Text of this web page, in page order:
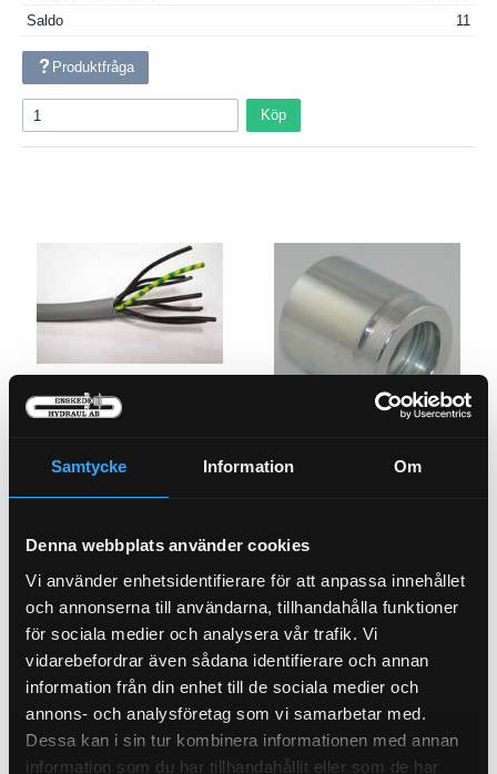
Samtycke Information Om
Denna webbplats använder cookies
Vi använder enhetsidentifierare för att anpassa innehållet
och annonserna till användarna, tillhandahålla funktioner
för sociala medier och analysera vår trafik. Vi
vidarebefordrar även sådana identifierare och annan
information från din enhet till de sociala medier och
annons- och analysföretag som vi samarbetar med.
Dessa kan i sin tur kombinera informationen med annan
information som du har tillhandahållit eller som de har
Saldo
11
Produktfråga
Köp
7+4
Köp
PU23-4